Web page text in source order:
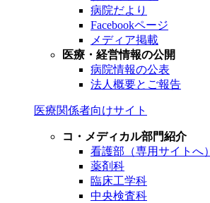
病院だより
Facebookページ
メディア掲載
医療・経営情報の公開
病院情報の公表
法人概要とご報告
医療関係者向けサイト
コ・メディカル部門紹介
看護部（専用サイトへ）
薬剤科
臨床工学科
中央検査科